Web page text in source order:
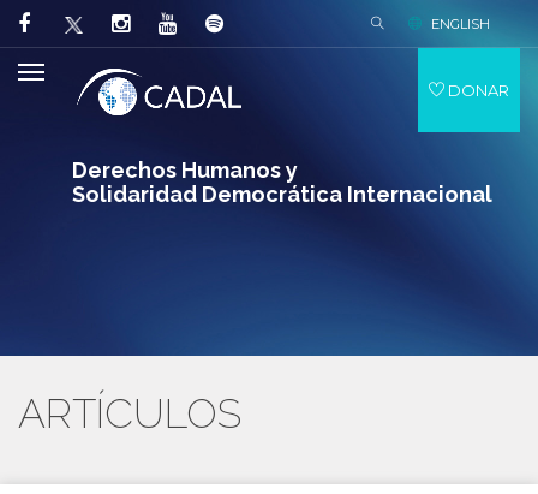
Derechos Humanos y
Solidaridad Democrática Internacional
ENGLISH
DONAR
ARTÍCULOS